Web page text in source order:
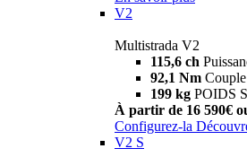
V2
Multistrada V2
115,6 ch
92,1 Nm Couple
199 kg POIDS
À partir de 16 590€
Configurez-la
V2 S